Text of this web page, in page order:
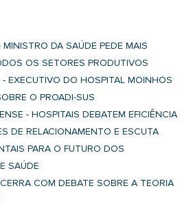
DA SAÚDE PEDE MAIS
OS SETORES PRODUTIVOS
EXECUTIVO DO HOSPITAL MOINHOS
O PROADI-SUS
- HOSPITAIS DEBATEM EFICIÊNCIA
DE RELACIONAMENTO E ESCUTA
PARA O FUTURO DOS
SAÚDE
COM DEBATE SOBRE A TEORIA